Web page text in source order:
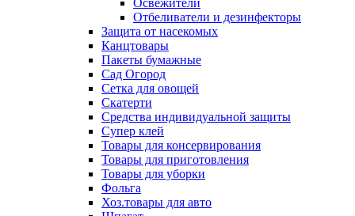
Отбеливатели и дезинфекторы
Защита от насекомых
Канцтовары
Пакеты бумажные
Сад Огород
Сетка для овощей
Скатерти
Средства индивидуальной защиты
Супер клей
Товары для консервирования
Товары для приготовления
Товары для уборки
Фольга
Хоз.товары для авто